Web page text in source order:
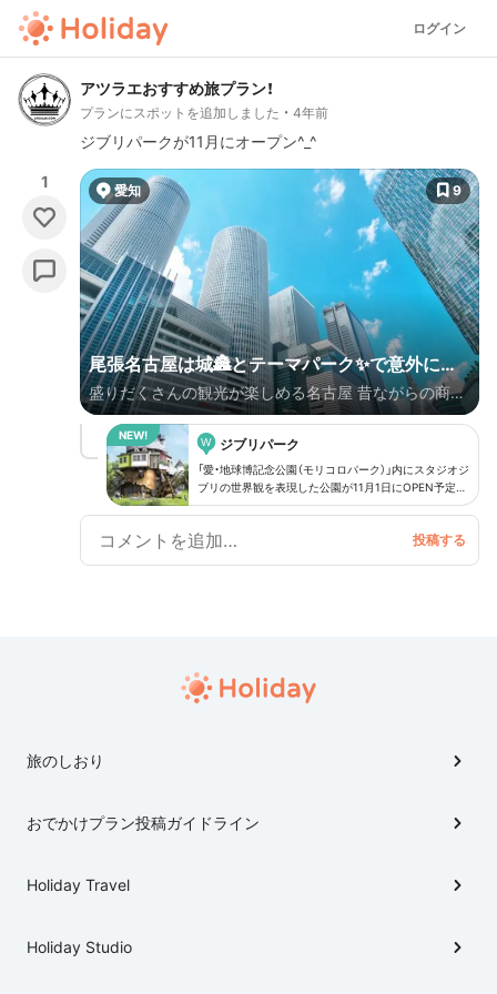
ログイン
アツラエおすすめ旅プラン！
プランにスポットを追加しました 4年前
ジブリパークが11月にオープン^_^
1 愛知 9
尾張名古屋は城🏯とテーマパーク✨で意外に楽
しい🤪
盛りだくさんの観光が楽しめる名古屋 昔ながらの商店
街が活気づき 博物館も色々あり、２つの美しい名城 動
物園🦓に水族館🐠 茶色の名古屋グルメは美味です
W ジブリパーク
「愛・地球博記念公園（モリコロパーク）」内にスタジオジ
ブリの世界観を表現した公園が11月1日にOPEN予定。
「ジブリの大倉庫」「青春の丘」「どんどこ森」の３つのエ
旅のしおり
おでかけプラン投稿ガイドライン
Holiday Travel
Holiday Studio